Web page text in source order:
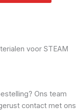
voor STEAM
Ons team
contact met ons